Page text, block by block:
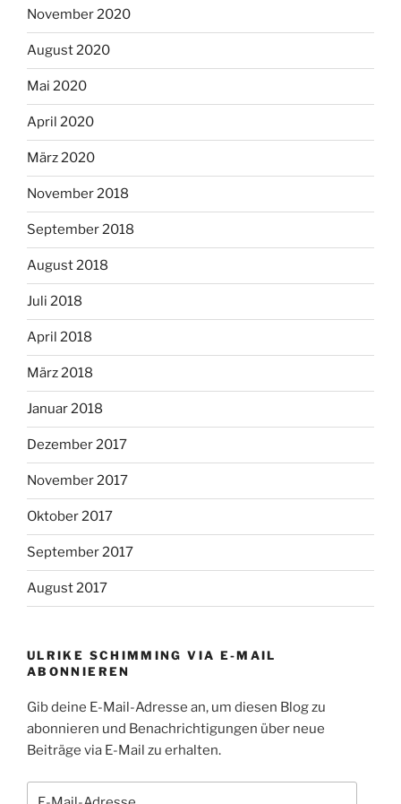
November 2020
August 2020
Mai 2020
April 2020
März 2020
November 2018
September 2018
August 2018
Juli 2018
April 2018
März 2018
Januar 2018
Dezember 2017
November 2017
Oktober 2017
September 2017
August 2017
ULRIKE SCHIMMING VIA E-MAIL
ABONNIEREN
Gib deine E-Mail-Adresse an, um diesen Blog zu
abonnieren und Benachrichtigungen über neue
Beiträge via E-Mail zu erhalten.